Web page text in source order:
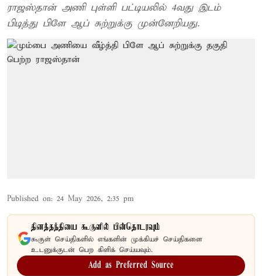
ராஜஸ்தான் அணி புள்ளி பட்டியலில் 4வது இடம்
பிடித்து பிளே ஆப் சுற்றுக்கு முன்னேறியது.
Published on: 24 May 2026, 2:35 pm
தினத்தந்தியை கூகுளில் பின்தொடரவும்
கூகுள் செய்திகளில் எங்களின் முக்கியச் செய்திகளை
உடனுக்குடன் பெற கிளிக் செய்யவும்.
Add as Preferred Source